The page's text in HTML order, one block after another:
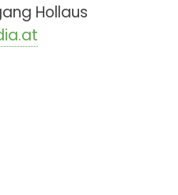
Hollaus